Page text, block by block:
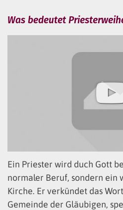
Was bedeutet
Ein Priester wird duch Gott
normaler Beruf, sondern ein
Kirche. Er verkündet das
Gemeinde der Gläubigen,